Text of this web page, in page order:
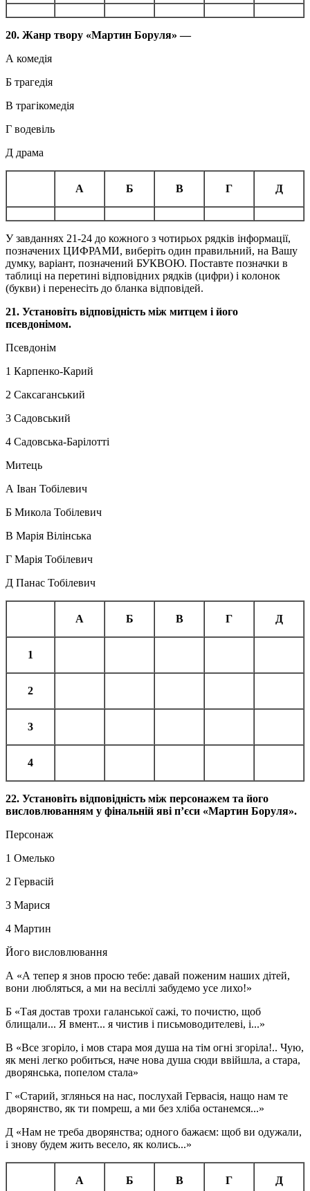
20. Жанр твору «Мартин Боруля» —
А комедія
Б трагедія
В трагікомедія
Г водевіль
Д драма
А Б В Г Д
У завданнях 21-24 до кожного з чотирьох рядків інформації,
позначених ЦИФРАМИ, виберіть один правильний, на Вашу
думку, варіант, позначений БУКВОЮ. Поставте позначки в
таблиці на перетині відповідних рядків (цифри) і колонок
(букви) і перенесіть до бланка відповідей.
21. Установіть відповідність між митцем і його
псевдонімом.
Псевдонім
1 Карпенко-Карий
2 Саксаганський
3 Садовський
4 Садовська-Барілотті
Митець
А Іван Тобілевич
Б Микола Тобілевич
В Марія Вілінська
Г Марія Тобілевич
Д Панас Тобілевич
А Б В Г Д
1
2
3
4
22. Установіть відповідність між персонажем та його
висловлюванням у фінальній яві п’єси «Мартин Боруля».
Персонаж
1 Омелько
2 Гервасій
3 Марися
4 Мартин
Його висловлювання
А «А тепер я знов просю тебе: давай поженим наших дітей,
вони любляться, а ми на весіллі забудемо усе лихо!»
Б «Тая достав трохи галанської сажі, то почистю, щоб
блищали... Я вмент... я чистив і письмоводителеві, і...»
В «Все згоріло, і мов стара моя душа на тім огні згоріла!.. Чую,
як мені легко робиться, наче нова душа сюди ввійшла, а стара,
дворянська, попелом стала»
Г «Старий, зглянься на нас, послухай Гервасія, нащо нам те
дворянство, як ти помреш, а ми без хліба останемся...»
Д «Нам не треба дворянства; одного бажаєм: щоб ви одужали,
і знову будем жить весело, як колись...»
А Б В Г Д